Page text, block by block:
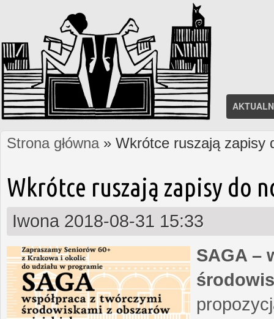
Jesteś tutaj
Strona główna» Wkrótce ruszają zapisy
Wkrótce ruszają zapisy do
Iwona 2018-08-31 15:33
SAGA –